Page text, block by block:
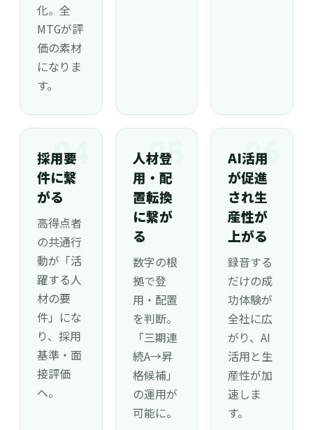
化。全
MTGが評
価の素材
になりま
す。
04
採用要
件に繋
がる
高得点者
の共通行
動が「活
躍する人
材の要
件」にな
り、採用
基準・面
接評価
へ。
05
人材登
用・配
置転換
に繋が
る
数字の根
拠で登
用・配置
を判断。
「三期連
続A→昇
格候補」
の運用が
可能に。
06
AI活用
が促進
され生
産性が
上がる
録音する
だけの成
功体験が
全社に広
がり、AI
活用と生
産性が加
速しま
す。